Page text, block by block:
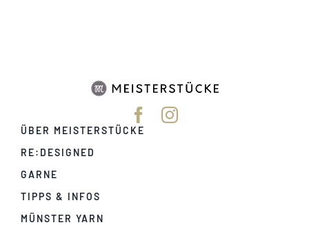
ÜBER MEISTERSTÜCKE
RE:DESIGNED
GARNE
TIPPS & INFOS
MÜNSTER YARN